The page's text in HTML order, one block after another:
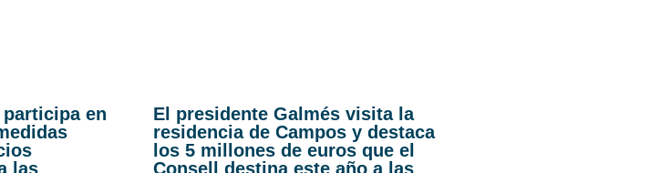
en
las
El presidente Galmés visita la
residencia de Campos y destaca
los 5 millones de euros que el
Consell destina este año a las